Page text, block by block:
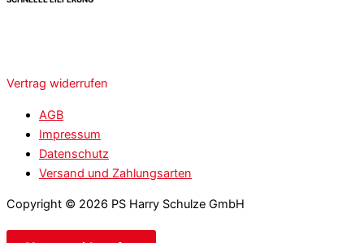
Vertrag widerrufen
AGB
Impressum
Datenschutz
Versand und Zahlungsarten
Copyright © 2026 PS Harry Schulze GmbH